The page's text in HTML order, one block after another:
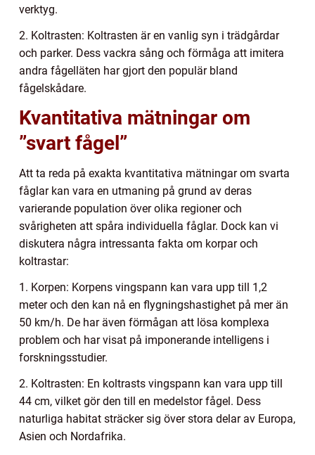
verktyg.
2. Koltrasten: Koltrasten är en vanlig syn i trädgårdar
och parker. Dess vackra sång och förmåga att imitera
andra fågelläten har gjort den populär bland
fågelskådare.
Kvantitativa mätningar om
”svart fågel”
Att ta reda på exakta kvantitativa mätningar om svarta
fåglar kan vara en utmaning på grund av deras
varierande population över olika regioner och
svårigheten att spåra individuella fåglar. Dock kan vi
diskutera några intressanta fakta om korpar och
koltrastar:
1. Korpen: Korpens vingspann kan vara upp till 1,2
meter och den kan nå en flygningshastighet på mer än
50 km/h. De har även förmågan att lösa komplexa
problem och har visat på imponerande intelligens i
forskningsstudier.
2. Koltrasten: En koltrasts vingspann kan vara upp till
44 cm, vilket gör den till en medelstor fågel. Dess
naturliga habitat sträcker sig över stora delar av Europa,
Asien och Nordafrika.